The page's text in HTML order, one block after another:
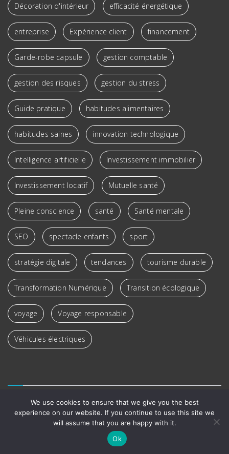
Décoration d'intérieur efficacité énergétique
entreprise Expérience client financement
Garde-robe capsule gestion comptable
gestion des risques gestion du stress
Guide pratique habitudes alimentaires
habitudes saines innovation technologique
Intelligence artificielle Investissement immobilier
Investissement locatif Mutuelle santé
Pleine conscience santé Santé mentale
SEO spectacle enfants sport
stratégie digitale tendances tourisme durable
Transformation Numérique Transition écologique
voyage Voyage responsable
Véhicules électriques
We use cookies to ensure that we give you the best
experience on our website. If you continue to use this site we
will assume that you are happy with it.
Ok